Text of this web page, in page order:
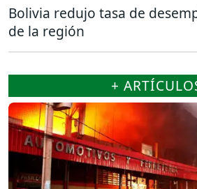
Bolivia redujo tasa de
de la región
+